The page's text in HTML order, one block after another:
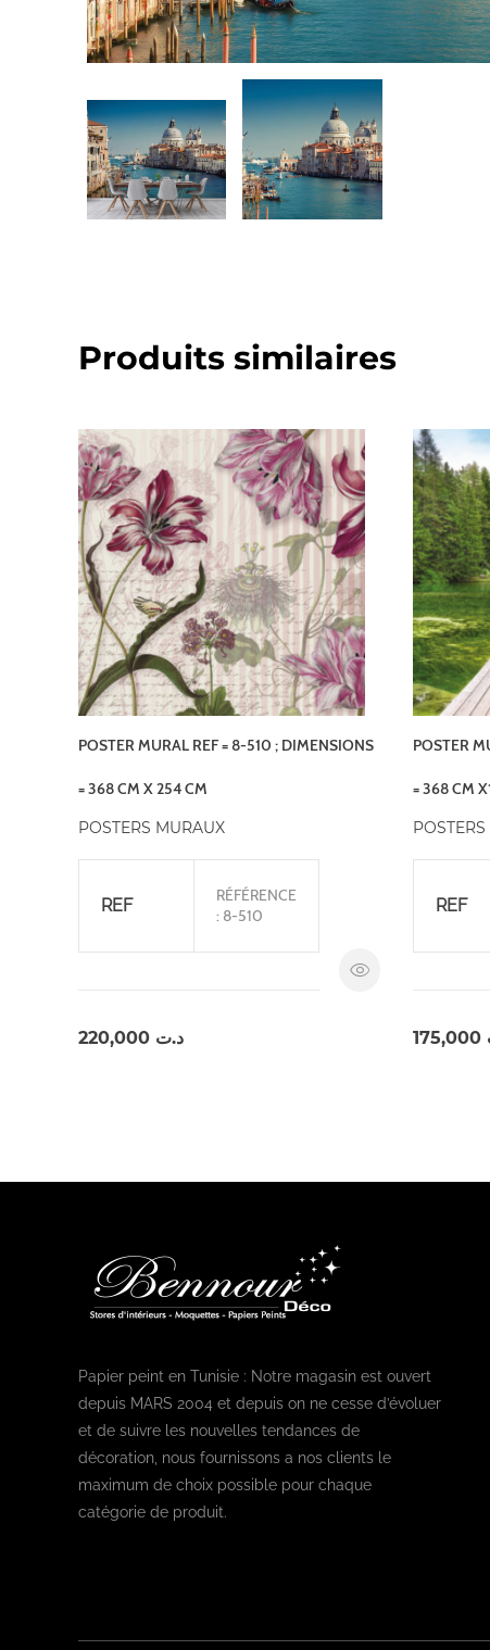
Produits similaires
POSTER MURAL REF = 8-510 ; DIMENSIONS
= 368 CM X 254 CM
POSTERS MURAUX
REF
RÉFÉRENCE
: 8-510
د.ت
POSTER
= 368 CM
REF
175,000
Papier peint en Tunisie : Notre magasin est ouvert
depuis MARS 2004 et depuis on ne cesse d’évoluer
et de suivre les nouvelles tendances de
décoration, nous fournissons a nos clients le
maximum de choix possible pour chaque
catégorie de produit.